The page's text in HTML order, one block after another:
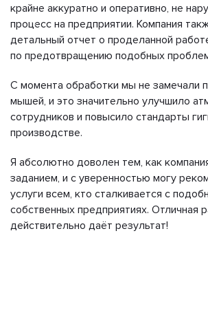
крайне аккуратно и оперативно, не
процесс на предприятии. Компания
детальный отчет о проделанной
по предотвращению подобных
С момента обработки мы не замечали
мышей, и это значительно улучшило
сотрудников и повысило стандарты
производстве.
Я абсолютно доволен тем, как
заданием, и с уверенностью могу
услуги всем, кто сталкивается с
собственных предприятиях. Отличная
действительно даёт результат!